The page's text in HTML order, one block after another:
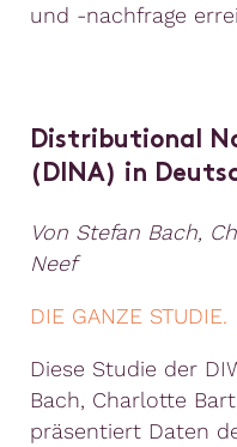
und -nachfrage
Distributional
(DINA) in
Von Stefan Bach,
Neef
DIE GANZE STUDIE.
Diese Studie der
Bach, Charlotte
präsentiert Daten